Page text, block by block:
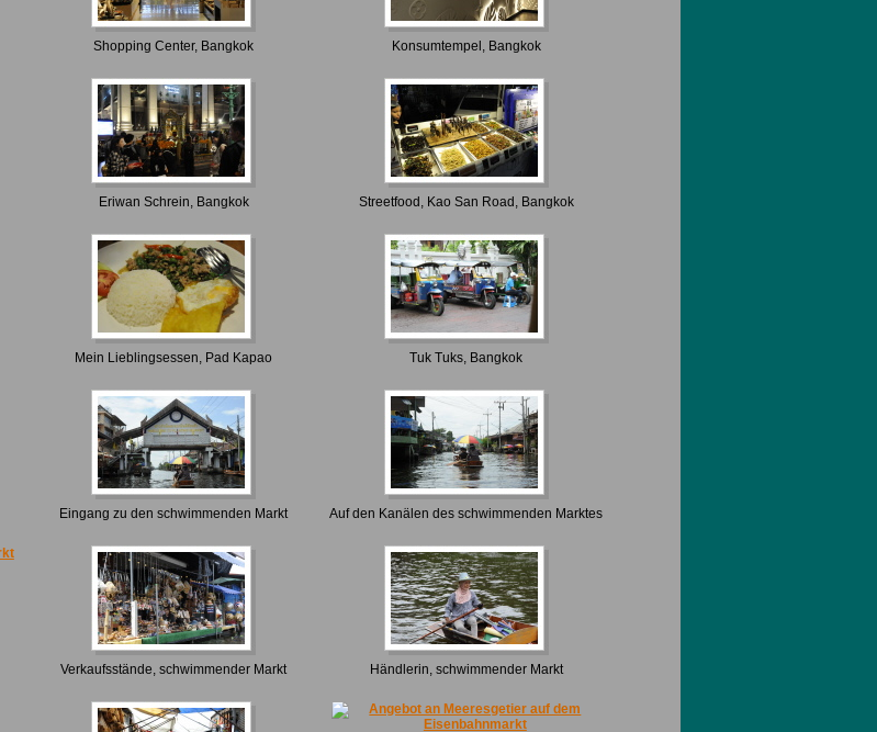
Shopping Center, Bangkok Konsumtempel, Bangkok
Eriwan Schrein, Bangkok Streetfood, Kao San Road, Bangkok
Mein Lieblingsessen, Pad Kapao Tuk Tuks, Bangkok
Eingang zu den schwimmenden Markt Auf den Kanälen des schwimmenden Marktes
Verkaufsstände, schwimmender Markt Händlerin, schwimmender Markt